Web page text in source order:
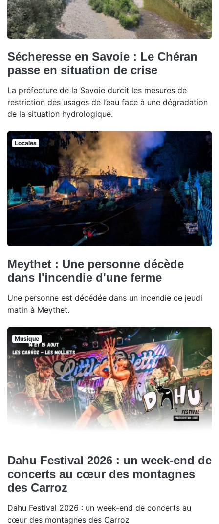
Sécheresse en Savoie : Le Chéran
passe en situation de crise
La préfecture de la Savoie durcit les mesures de
restriction des usages de l’eau face à une dégradation
de la situation hydrologique.
Locales
Meythet : Une personne décède
dans l'incendie d'une ferme
Une personne est décédée dans un incendie ce jeudi
matin à Meythet.
Musique
Dahu Festival 2026 : un week-end de
concerts au cœur des montagnes
des Carroz
Dahu Festival 2026 : un week-end de concerts au
cœur des montagnes des Carroz